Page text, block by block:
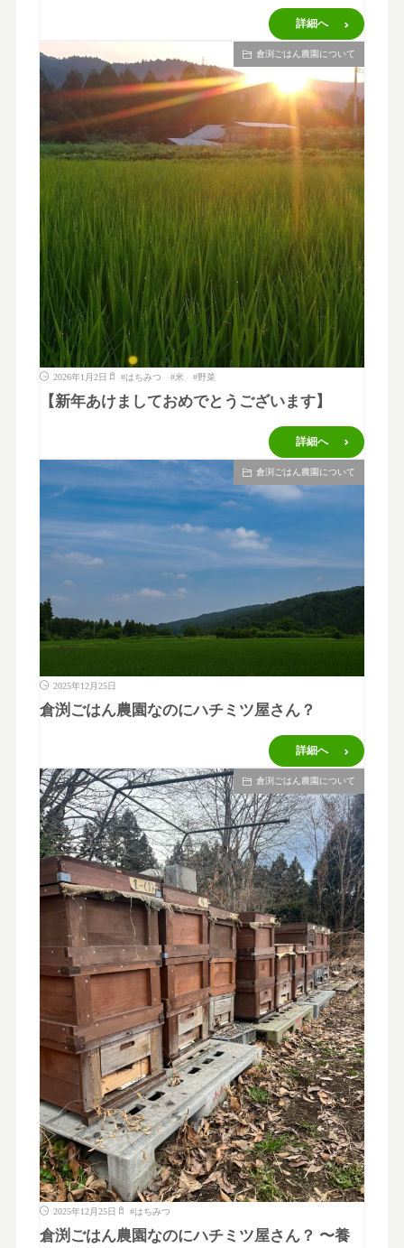
詳細へ
倉渕ごはん農園について
2026年1月2日 #はちみつ #米 #野菜
【新年あけましておめでとうございます】
詳細へ
倉渕ごはん農園について
2025年12月25日
倉渕ごはん農園なのにハチミツ屋さん？
詳細へ
倉渕ごはん農園について
2025年12月25日 #はちみつ
倉渕ごはん農園なのにハチミツ屋さん？ 〜養